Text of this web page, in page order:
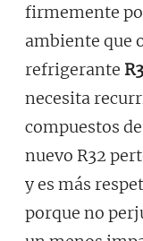
firmemente
ambiente que
refrigerante
necesita
compuestos
nuevo R32
y es más
porque no